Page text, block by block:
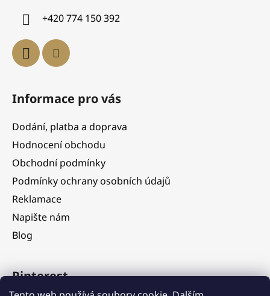
+420 774 150 392
Informace pro vás
Dodání, platba a doprava
Hodnocení obchodu
Obchodní podmínky
Podmínky ochrany osobních údajů
Reklamace
Napište nám
Blog
Pinterest